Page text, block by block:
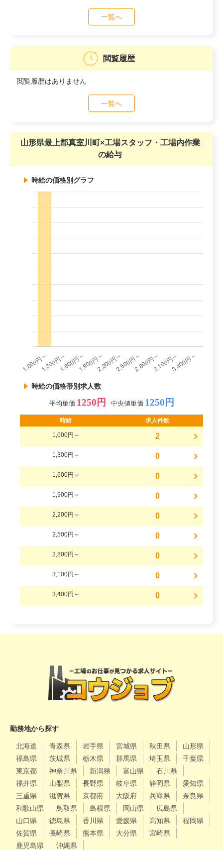
一覧へ
閲覧履歴
閲覧履歴はありません
一覧へ
山形県最上郡真室川町×工場スタッフ・工場内作業
の給与
時給の価格別グラフ
時給の価格帯別求人数
平均単価 1250円 中央値単価 1250円
時給 求人件数
1,000円～ 2
1,300円～ 0
1,600円～ 0
1,900円～ 0
2,200円～ 0
2,500円～ 0
2,800円～ 0
3,100円～ 0
3,400円～ 0
勤務地から探す
北海道 青森県 岩手県 宮城県 秋田県
山形県
福島県
茨城県 栃木県 群馬県 埼玉県
千葉県
東京都
神奈川県 新潟県 富山県
石川県
福井県
山梨県 長野県 岐阜県 静岡県
愛知県
三重県
滋賀県 京都府 大阪府 兵庫県
奈良県
和歌山県
鳥取県 島根県 岡山県
広島県
山口県
徳島県 香川県 愛媛県 高知県
福岡県
佐賀県
長崎県 熊本県 大分県
宮崎県
鹿児島県
沖縄県